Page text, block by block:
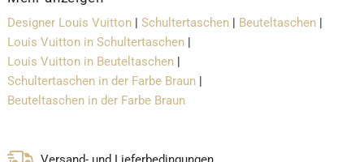
Designer Louis Vuitton Schultertaschen Beuteltaschen
Louis Vuitton in Schultertaschen
Louis Vuitton in Beuteltaschen
Schultertaschen in der Farbe Braun
Beuteltaschen in der Farbe Braun